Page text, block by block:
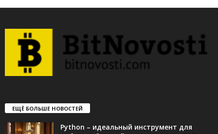
ЕЩЁ БОЛЬШЕ НОВОСТЕЙ
Python – идеальный инструмент для